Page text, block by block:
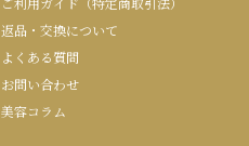
返品・交換について
よくある質問
お問い合わせ
美容コラム